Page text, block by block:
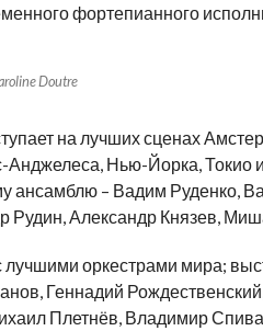
фортепианного
Doutre
на лучших сценах
Нью-Йорка, Токио
ансамблю – Вадим Руденко,
Рудин, Александр Князев,
лучшими оркестрами мира;
Геннадий
Плетнёв, Владимир